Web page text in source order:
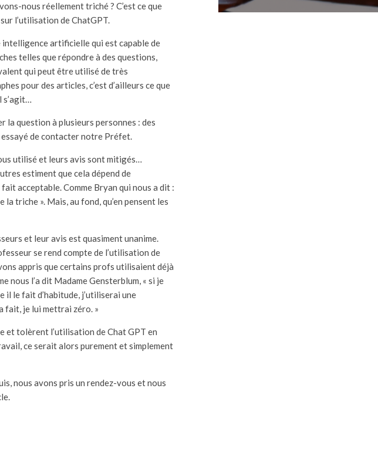
nous réellement triché ? C’est ce que
l’utilisation de ChatGPT.
intelligence artificielle qui est capable de
telles que répondre à des questions,
qui peut être utilisé de très
pour des articles, c’est d’ailleurs ce que
s’agit…
la question à plusieurs personnes : des
de contacter notre Préfet.
utilisé et leurs avis sont mitigés…
estiment que cela dépend de
acceptable. Comme Bryan qui nous a dit :
la triche ». Mais, au fond, qu’en pensent les
et leur avis est quasiment unanime.
se rend compte de l’utilisation de
appris que certains profs utilisaient déjà
nous l’a dit Madame Gensterblum, « si je
il le fait d’habitude, j’utiliserai une
fait, je lui mettrai zéro. »
et tolèrent l’utilisation de Chat GPT en
ce serait alors purement et simplement
nous avons pris un rendez-vous et nous